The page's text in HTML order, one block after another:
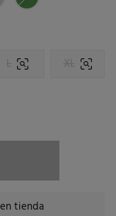
L
XL
tienda